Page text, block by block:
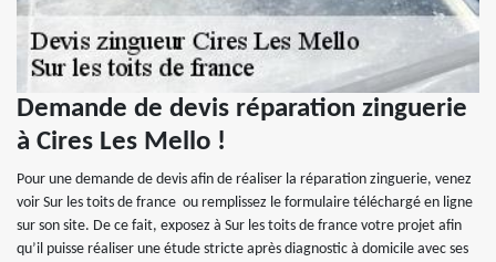
Demande de devis réparation zinguerie
à Cires Les Mello !
Pour une demande de devis afin de réaliser la réparation zinguerie, venez
voir Sur les toits de france ou remplissez le formulaire téléchargé en ligne
sur son site. De ce fait, exposez à Sur les toits de france votre projet afin
qu’il puisse réaliser une étude stricte après diagnostic à domicile avec ses